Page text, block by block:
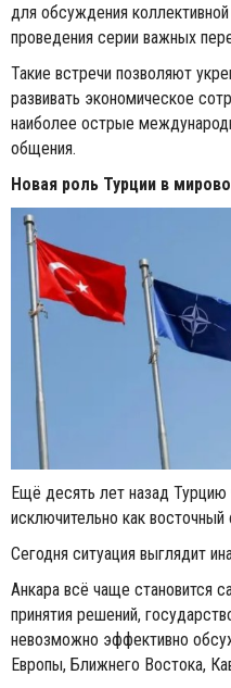
для обсуждения
проведения серии важных
Такие встречи позволяют
развивать экономическое
наиболее острые
общения.
Новая роль Турции в
Ещё десять лет назад
исключительно как
Сегодня ситуация выглядит
Анкара всё чаще становится
принятия решений,
невозможно эффективно
Европы, Ближнего Востока,